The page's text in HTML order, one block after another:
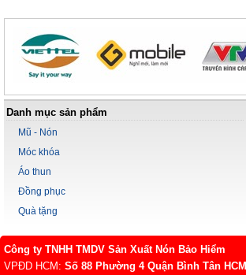
Danh mục sản phẩm
Mũ - Nón
Móc khóa
Áo thun
Đồng phục
Quà tặng
Công ty TNHH TMDV Sản Xuất Nón Bảo Hiểm
VPĐD HCM: Số 88 Phường 4 Quận Bình Tân HCM